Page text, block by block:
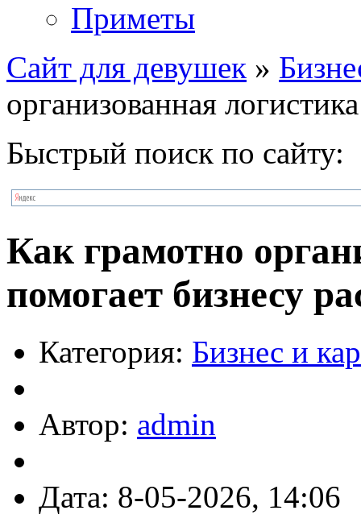
Приметы
Сайт для девушек »
организованная
Быстрый поиск по сайту:
Как грамотно
помогает бизнесу
Категория: Бизнес и
Автор: admin
Дата: 8-05-2026, 14:06